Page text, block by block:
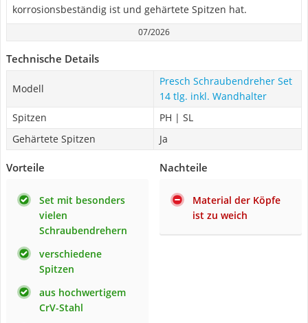
korrosionsbeständig ist und gehärtete Spitzen hat.
07/2026
Technische Details
Modell
Presch Schraubendreher Set
14 tlg. inkl. Wandhalter
Spitzen
PH | SL
Gehärtete Spitzen
Ja
Vorteile
Set mit besonders
vielen
Schraubendrehern
verschiedene
Spitzen
aus hochwertigem
CrV-Stahl
Nachteile
Material der Köpfe
ist zu weich